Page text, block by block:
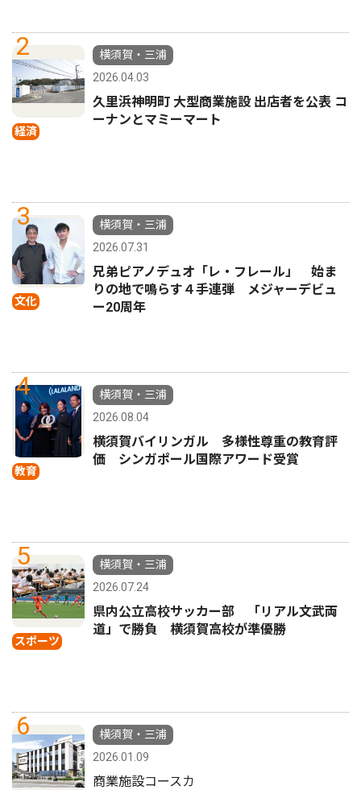
2
経済
横須賀・三浦
2026.04.03
久里浜神明町 大型商業施設 出店者を公表 コ
ーナンとマミーマート
3
文化
横須賀・三浦
2026.07.31
兄弟ピアノデュオ「レ・フレール」 始ま
りの地で鳴らす４手連弾 メジャーデビュ
ー20周年
4
教育
横須賀・三浦
2026.08.04
横須賀バイリンガル 多様性尊重の教育評
価 シンガポール国際アワード受賞
5
スポーツ
横須賀・三浦
2026.07.24
県内公立高校サッカー部 「リアル文武両
道」で勝負 横須賀高校が準優勝
6
横須賀・三浦
2026.01.09
商業施設コースカ